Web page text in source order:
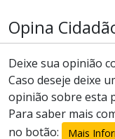
Opina
Deixe sua opinião
Caso deseje deixe
opinião sobre esta
Para saber mais
no botão:
Mais